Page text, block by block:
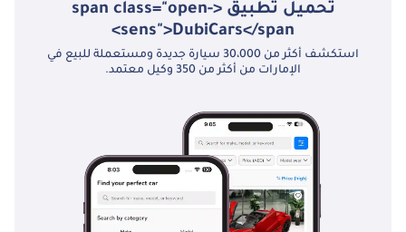
تحميل تطبيق <span class="open-
sens">DubiCars</span>
استكشف أكثر من 30،000 سيارة جديدة ومستعملة للبيع في
الإمارات من أكثر من 350 وكيل معتمد.